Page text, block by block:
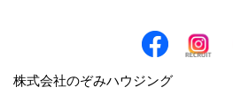
株式会社のぞみハウジング